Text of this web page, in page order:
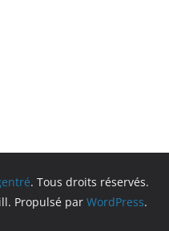
. Tous droits réservés.
Propulsé par WordPress.